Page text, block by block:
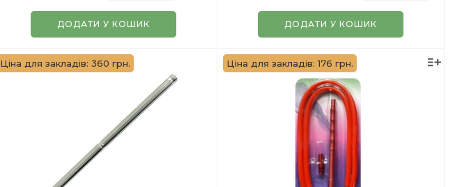
ДОДАТИ У КОШИК ДОДАТИ У КОШИК
Ціна для закладів: 360 грн. Ціна для закладів: 176 грн.